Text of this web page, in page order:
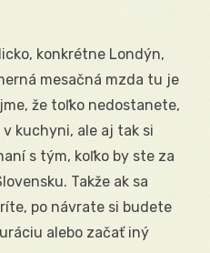
konkrétne Londýn,
mesačná mzda tu je
že toľko nedostanete,
kuchyni, ale aj tak si
s tým, koľko by ste za
Takže ak sa
po návrate si budete
alebo začať iný